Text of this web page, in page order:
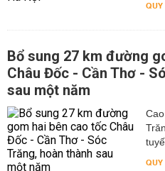
Bổ sung 27 km đường
Châu Đốc - Cần Thơ -
sau một năm